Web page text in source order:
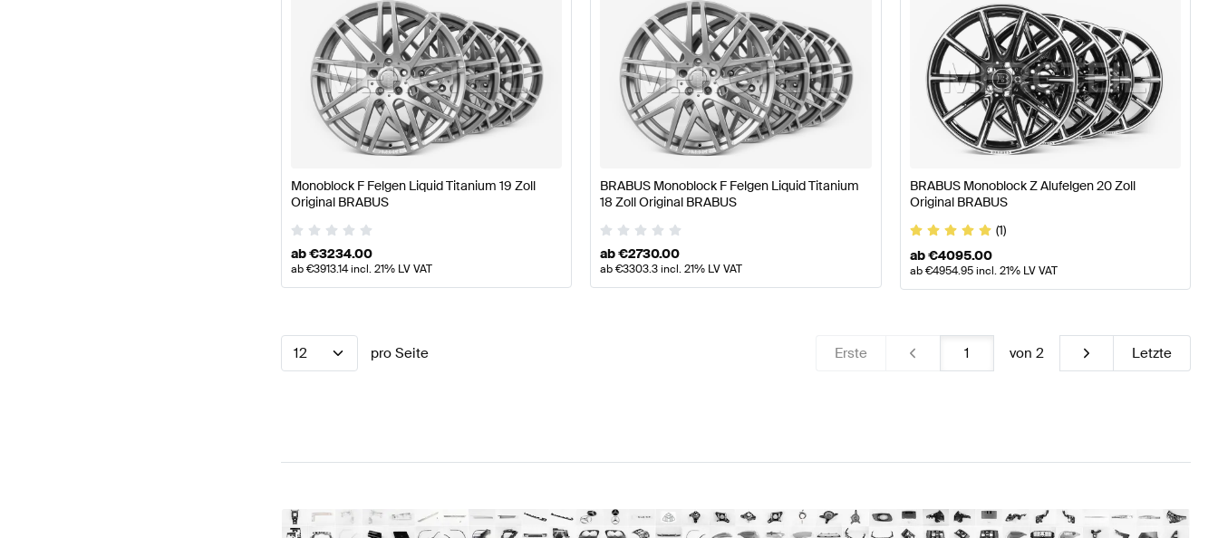
Monoblock F Felgen Liquid Titanium 19 Zoll
Original BRABUS
ab€3234.00
ab€3913.14incl. 21% LV VAT
BRABUS Monoblock F Felgen Liquid Titanium
18 Zoll Original BRABUS
ab€2730.00
ab€3303.3incl. 21% LV VAT
BRABUS Monoblock Z Alufelgen 20 Zoll
Original BRABUS
(1)
ab€4095.00
ab€4954.95incl. 21% LV VAT
12 pro Seite Erste von 2 Letzte